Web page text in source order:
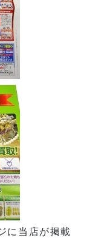
に当店が掲載